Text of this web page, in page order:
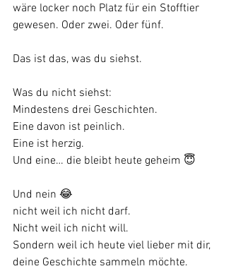
wäre locker noch Platz für ein Stofftier
gewesen. Oder zwei. Oder fünf.
Das ist das, was du siehst.
Was du nicht siehst:
Mindestens drei Geschichten.
Eine davon ist peinlich.
Eine ist herzig.
Und eine… die bleibt heute geheim 😇
Und nein 😂
nicht weil ich nicht darf.
Nicht weil ich nicht will.
Sondern weil ich heute viel lieber mit dir,
deine Geschichte sammeln möchte.